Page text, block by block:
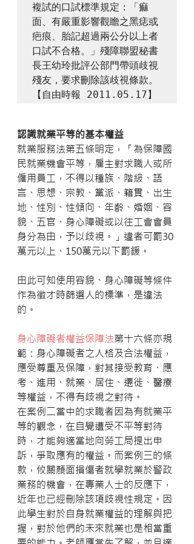
複試的口試標準規定：「痲
面、有嚴重影響觀瞻之黑痣或
疤痕、胎記超過兩公分以上者
口試不合格。」殘障聯盟秘書
長王幼玲批評公部門帶頭歧視
殘友，要求刪除該歧視條款。
【自由時報 2011.05.17】
認識就業平等的基本權益
就業服務法第五條明定，「為保障國
民就業機會平等，雇主對求職人或所
僱用員工，不得以種族、階級、語
言、思想、宗教、黨派、籍貫、出生
地、性別、性傾向、年齡、婚姻、容
貌、五官、身心障礙或以往工會會員
身分為由，予以歧視。」違者可罰30
萬元以上、150萬元以下罰鍰。
由此可知使用容貌、身心障礙等條件
作為徵才時篩選人的標準，是違法
的。
身心障礙者權益保障法第十六條亦規
範：身心障礙者之人格及合法權益，
應受尊重及保障，對其接受教育、應
考、進用、就業、居住、遷徙、醫療
等權益，不得有歧視之對待。
在案例二當中的求職者因為有就業平
等的觀念，在自覺遭受不平等對待
時，才能夠適當地向勞工局提出申
訴，爭取應有的權益。而案例三的條
款，攸關顏面損傷者就學就業於警政
業務的機會，在專業人士的反應下，
近年也已經刪除該項歧視性規定。因
此學生對於自身就業權益的理解與把
握，對於他們的未來就業也是相當重